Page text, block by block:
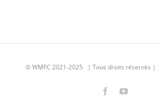
©WMFC 2021-2025 | Tous droits réservés |
FacebookYouTube